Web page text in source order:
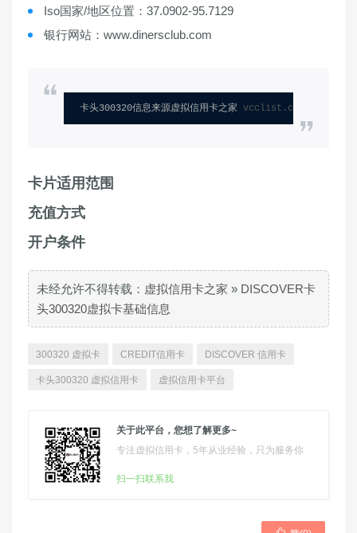
Iso国家/地区位置：37.0902-95.7129
银行网站：www.dinersclub.com
卡头300320信息来源虚拟信用卡之家 vcclist.com
卡片适用范围
充值方式
开户条件
未经允许不得转载： 虚拟信用卡之家 » DISCOVER卡
头300320虚拟卡基础信息
300320 虚拟卡 CREDIT信用卡 DISCOVER 信用卡
卡头300320 虚拟信用卡 虚拟信用卡平台
关于此平台，您想了解更多~
专注虚拟信用卡，5年从业经验，只为服务你
扫一扫联系我